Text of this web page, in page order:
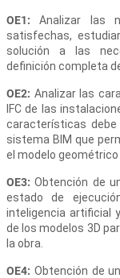
OE1: Analizar las
satisfechas,
solución a las
definición completa
OE2: Analizar las
IFC de las
características debe
sistema BIM que
el modelo geométrico
OE3: Obtención de
estado de
inteligencia artificial
de los modelos 3D
la obra.
OE4: Obtención de